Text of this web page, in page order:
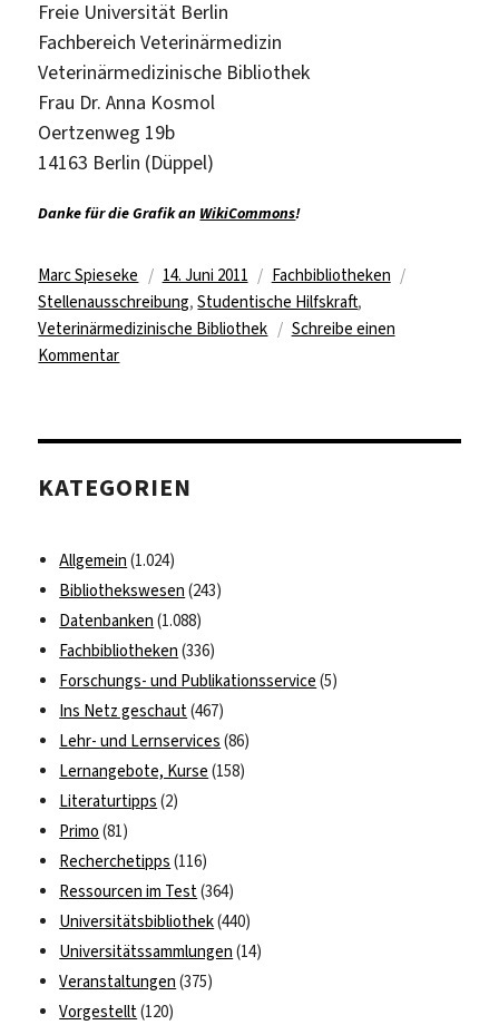
Freie Universität Berlin
Fachbereich Veterinärmedizin
Veterinärmedizinische Bibliothek
Frau Dr. Anna Kosmol
Oertzenweg 19b
14163 Berlin (Düppel)
Danke für die Grafik an WikiCommons!
Autor
Marc Spieseke
Veröffentlicht
am
14. Juni 2011 Kategorien
Fachbibliotheken
Stellenausschreibung,Studentische Hilfskraft,
Veterinärmedizinische Bibliothek
Schreibe einen
Kommentarzu
für
Bibliothek
KATEGORIEN
Allgemein (1.024)
Bibliothekswesen (243)
Datenbanken (1.088)
Fachbibliotheken (336)
Forschungs- und Publikationsservice (5)
Ins Netz geschaut(467)
Lehr- und Lernservices (86)
Lernangebote, Kurse (158)
Literaturtipps (2)
Primo (81)
Recherchetipps (116)
Ressourcen im Test(364)
Universitätsbibliothek(440)
Universitätssammlungen (14)
Veranstaltungen (375)
Vorgestellt(120)